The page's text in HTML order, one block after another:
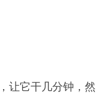
让它干几分钟，然